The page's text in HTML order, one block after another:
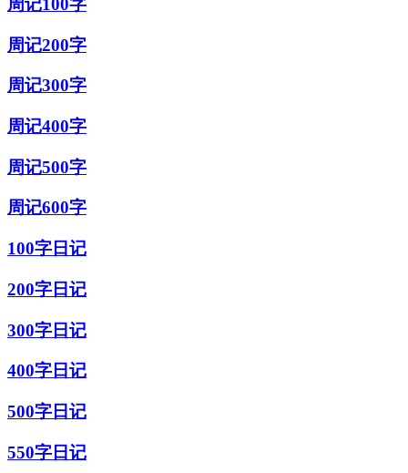
周记100字
周记200字
周记300字
周记400字
周记500字
周记600字
100字日记
200字日记
300字日记
400字日记
500字日记
550字日记